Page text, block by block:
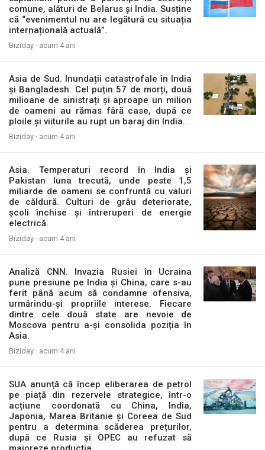
comune, alături de Belarus și India. Susține
că “evenimentul nu are legătură cu situația
internațională actuală”.
Biziday · acum 4 ani
Asia de Sud. Inundații catastrofale în India
și Bangladesh. Cel puțin 57 de morți, două
milioane de sinistrați și aproape un milion
de oameni au rămas fără case, după ce
ploile și viiturile au rupt un baraj din India.
Biziday · acum 4 ani
Asia. Temperaturi record în India și
Pakistan luna trecută, unde peste 1,5
miliarde de oameni se confruntă cu valuri
de căldură. Culturi de grâu deteriorate,
școli închise și întreruperi de energie
electrică.
Biziday · acum 4 ani
Analiză CNN. Invazia Rusiei în Ucraina
pune presiune pe India și China, care s-au
ferit până acum să condamne ofensiva,
urmărindu-și propriile interese. Fiecare
dintre cele două state are nevoie de
Moscova pentru a-și consolida poziția în
Asia.
Biziday · acum 4 ani
SUA anunță că încep eliberarea de petrol
pe piață din rezervele strategice, într-o
acțiune coordonată cu China, India,
Japonia, Marea Britanie și Coreea de Sud
pentru a determina scăderea prețurilor,
după ce Rusia și OPEC au refuzat să